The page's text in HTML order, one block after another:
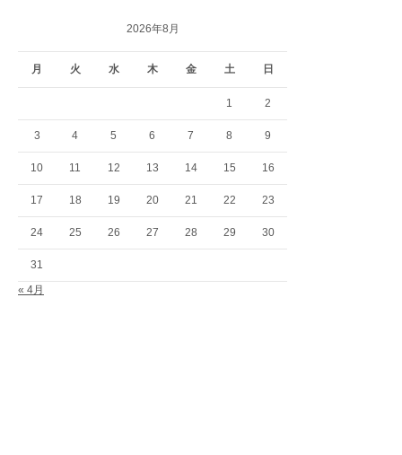
2026年8月
月 火 水 木 金 土 日
1 2
3 4 5 6 7 8 9
10 11 12 13 14 15 16
17 18 19 20 21 22 23
24 25 26 27 28 29 30
31
« 4月